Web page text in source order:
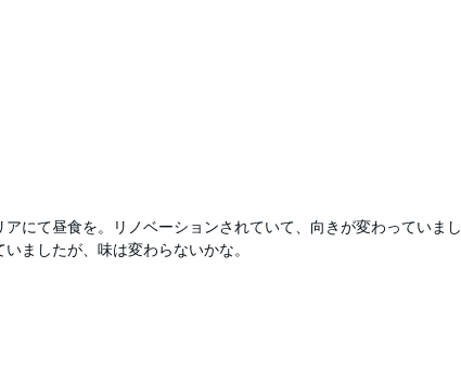
にて昼食を。リノベーションされていて、向きが変わっていまし
ましたが、味は変わらないかな。